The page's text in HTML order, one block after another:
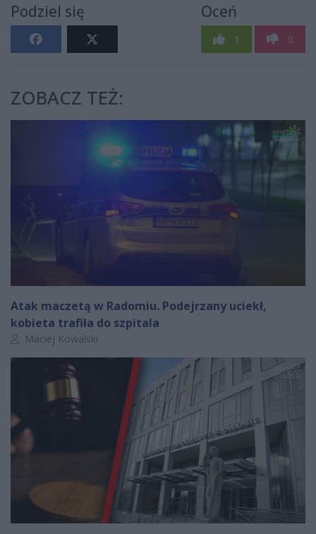
Podziel się Oceń
1 0
ZOBACZ TEŻ:
Atak maczetą w Radomiu. Podejrzany uciekł,
kobieta trafiła do szpitala
Autor artykułu:
Maciej Kowalski